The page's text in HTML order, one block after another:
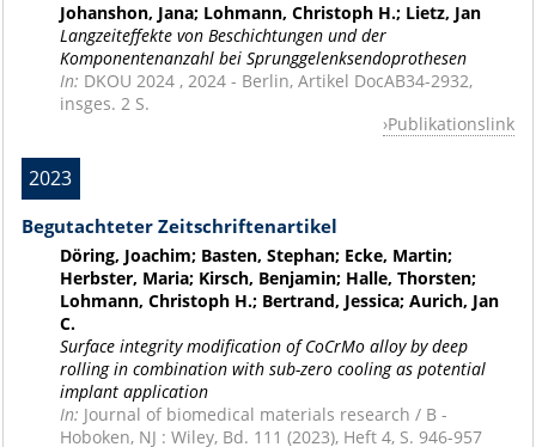
Johanshon, Jana; Lohmann, Christoph H.; Lietz, Jan
Langzeiteffekte von Beschichtungen und der
Komponentenanzahl bei Sprunggelenksendoprothesen
In: DKOU 2024 , 2024 - Berlin, Artikel DocAB34-2932,
insges. 2 S.
Publikationslink
2023
Begutachteter Zeitschriftenartikel
Döring, Joachim; Basten, Stephan; Ecke, Martin;
Herbster, Maria; Kirsch, Benjamin; Halle, Thorsten;
Lohmann, Christoph H.; Bertrand, Jessica; Aurich, Jan
C.
Surface integrity modification of CoCrMo alloy by deep
rolling in combination with sub-zero cooling as potential
implant application
In: Journal of biomedical materials research / B -
Hoboken, NJ : Wiley, Bd. 111 (2023), Heft 4, S. 946-957